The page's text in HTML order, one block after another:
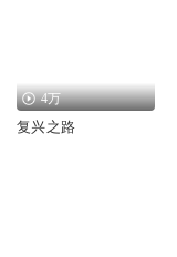
4万
复兴之路